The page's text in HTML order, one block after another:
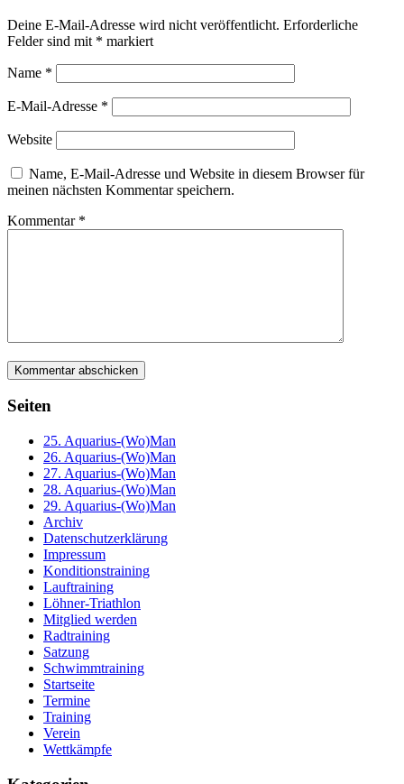
Deine E-Mail-Adresse wird nicht veröffentlicht. Erforderliche
Felder sind mit * markiert
Name *
E-Mail-Adresse *
Website
Name, E-Mail-Adresse und Website in diesem Browser für
meinen nächsten Kommentar speichern.
Kommentar *
Seiten
25. Aquarius-(Wo)Man
26. Aquarius-(Wo)Man
27. Aquarius-(Wo)Man
28. Aquarius-(Wo)Man
29. Aquarius-(Wo)Man
Archiv
Datenschutzerklärung
Impressum
Konditionstraining
Lauftraining
Löhner-Triathlon
Mitglied werden
Radtraining
Satzung
Schwimmtraining
Startseite
Termine
Training
Verein
Wettkämpfe